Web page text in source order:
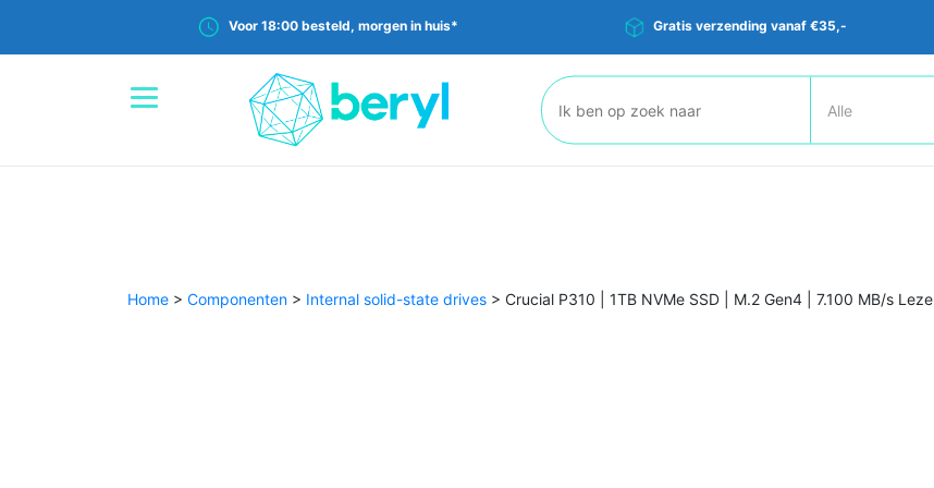
Voor 18:00 besteld, morgen in huis* Gratis verzending vanaf €35,-
Zoeken:
Home > Componenten > Internal solid-state drives > Crucial P310 | 1TB NVMe SSD | M.2 Gen4 | 7.100 MB/s